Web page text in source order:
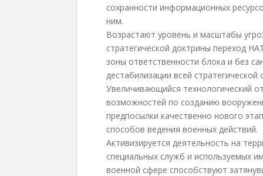
сохранности информационных
ним.
Возрастают уровень и масштабы
стратегической доктрины переход
зоны ответственности блока и без
дестабилизации всей
Увеличивающийся технологический
возможностей по созданию
предпосылки качественно нового
способов ведения военных действий.
Активизируется деятельность на
специальных служб и используемых
военной сфере способствуют